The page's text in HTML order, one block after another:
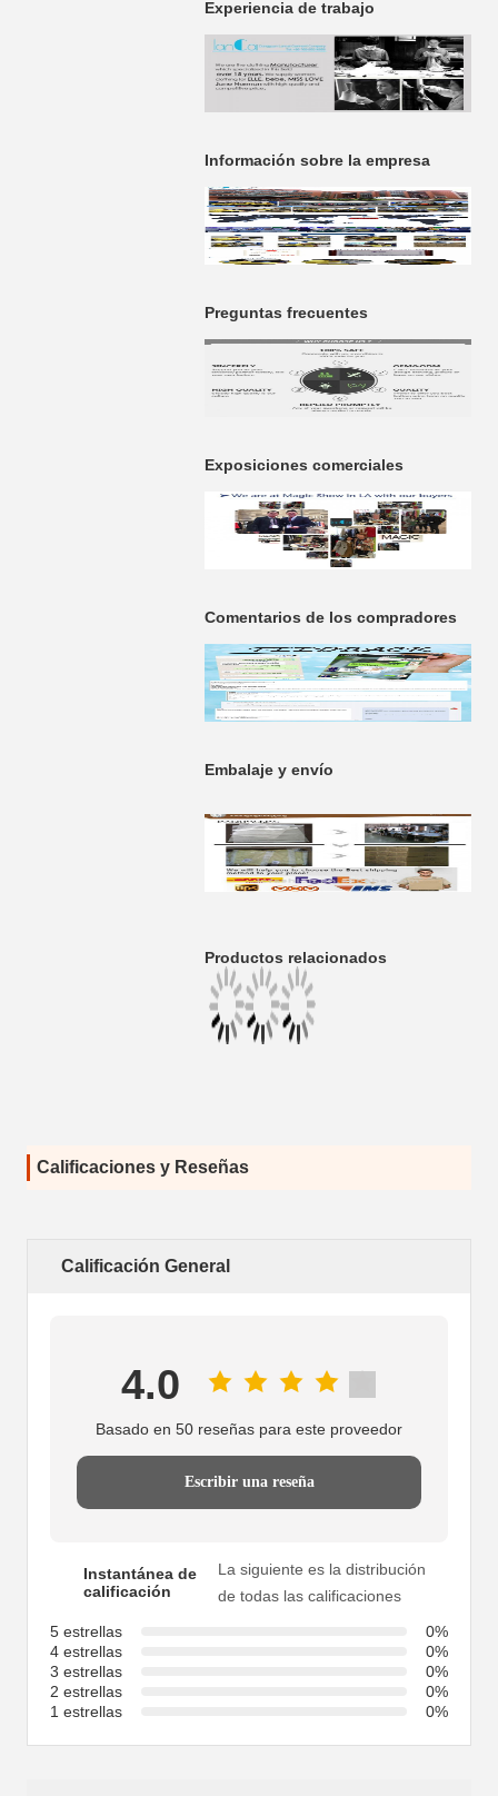
Experiencia de trabajo
Información sobre la empresa
Preguntas frecuentes
Exposiciones comerciales
Comentarios de los compradores
Embalaje y envío
Productos relacionados
Calificaciones y Reseñas
Calificación General
4.0
Basado en 50 reseñas para este proveedor
Escribir una reseña
Instantánea de
calificación
La siguiente es la distribución
de todas las calificaciones
5 estrellas
0%
4 estrellas
0%
3 estrellas
0%
2 estrellas
0%
1 estrellas
0%